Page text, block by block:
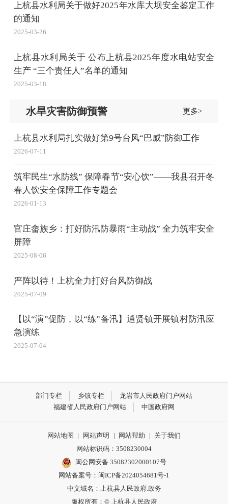
上杭县水利局关于做好2025年水库大坝安全鉴定工作
的通知
2025-03-26
上杭县水利局关于 公布上杭县2025年度水电站安全
生产 “三个责任人”名单的通知
2025-03-18
水旱灾害防御预警 更多>
上杭县水利局扎实做好第9号台风“巴威”防御工作
2026-07-11
筑牢民生“水防线” 保障春节“安心饮”——我县召开冬
春人饮安全保障工作专题会
2026-01-13
官庄畲族乡：打好防汛防暴雨“主动战” 全力筑牢安全
屏障
2025-08-06
严阵以待！上杭全力打好台风防御战
2025-07-09
【以“演”促防，以“练”备汛】通贤镇开展镇村防汛应
急演练
2025-07-04
部门专栏 乡镇专栏
龙岩市人民政府门户网站
福建省人民政府门户网站
中国政府网
网站地图 | 网站声明 | 网站帮助 | 关于我们
网站标识码：3508230004
闽公网安备 35082302000107号
网站备案号： 闽ICP备2024054681号-1
中文域名：上杭县人民政府.政务
版权所有：© 上杭县人民政府